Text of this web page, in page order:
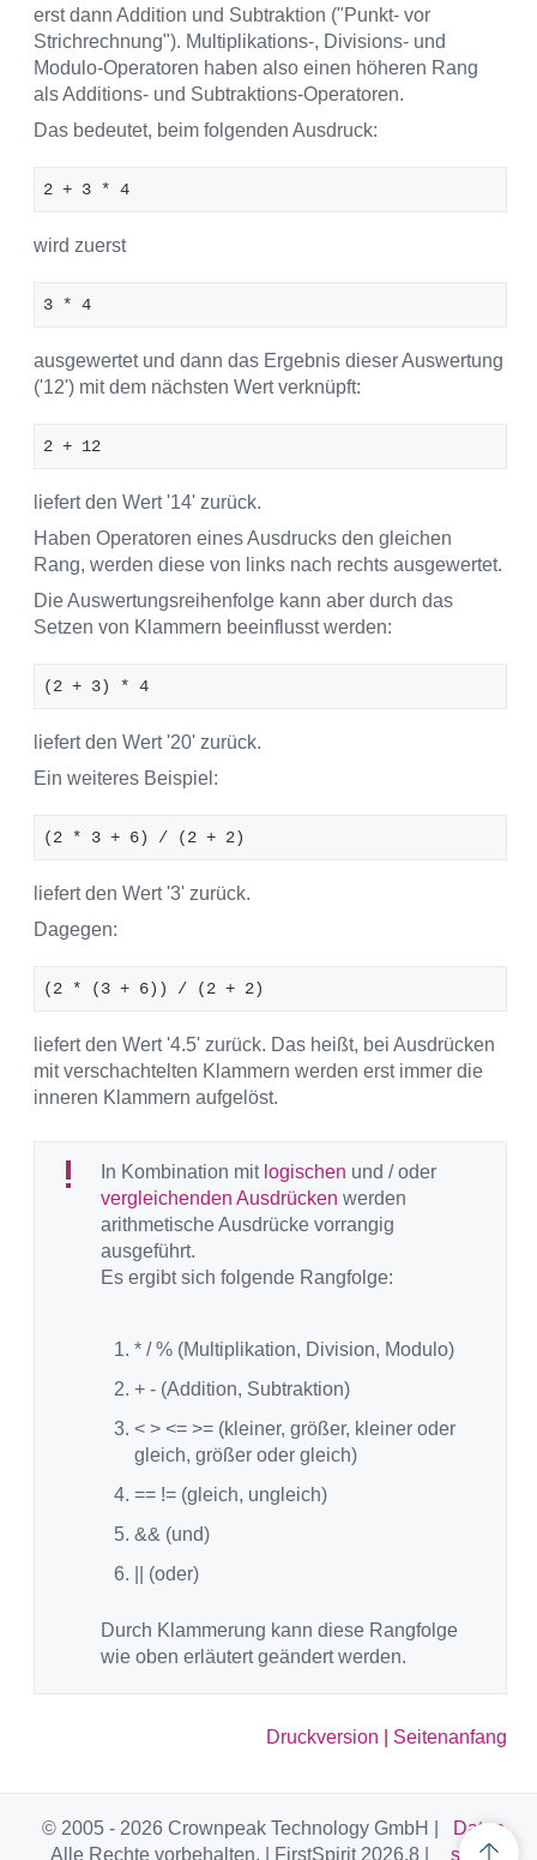
erst dann Addition und Subtraktion ("Punkt- vor
Strichrechnung"). Multiplikations-, Divisions- und
Modulo-Operatoren haben also einen höheren Rang
als Additions- und Subtraktions-Operatoren.
Das bedeutet, beim folgenden Ausdruck:
2 + 3 * 4
wird zuerst
3 * 4
ausgewertet und dann das Ergebnis dieser Auswertung
('12') mit dem nächsten Wert verknüpft:
2 + 12
liefert den Wert '14' zurück.
Haben Operatoren eines Ausdrucks den gleichen
Rang, werden diese von links nach rechts ausgewertet.
Die Auswertungsreihenfolge kann aber durch das
Setzen von Klammern beeinflusst werden:
(2 + 3) * 4
liefert den Wert '20' zurück.
Ein weiteres Beispiel:
(2 * 3 + 6) / (2 + 2)
liefert den Wert '3' zurück.
Dagegen:
(2 * (3 + 6)) / (2 + 2)
liefert den Wert '4.5' zurück. Das heißt, bei Ausdrücken
mit verschachtelten Klammern werden erst immer die
inneren Klammern aufgelöst.
In Kombination mit logischen und / oder
vergleichenden Ausdrücken werden
arithmetische Ausdrücke vorrangig
ausgeführt.
Es ergibt sich folgende Rangfolge:
* / % (Multiplikation, Division, Modulo)
+ - (Addition, Subtraktion)
< > <= >= (kleiner, größer, kleiner oder
gleich, größer oder gleich)
== != (gleich, ungleich)
&& (und)
|| (oder)
Durch Klammerung kann diese Rangfolge
wie oben erläutert geändert werden.
Druckversion Seitenanfang
© 2005 - 2026 Crownpeak Technology GmbH |
Alle Rechte vorbehalten. | FirstSpirit 2026.8 |
Daten
schutz